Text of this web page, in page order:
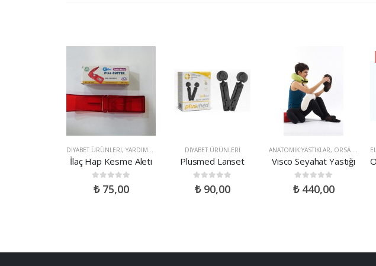
,ORSA ÜRÜNLERI
DIYABET ÜRÜNLERI, YARDIMCI SAĞLIK ÜRÜNLERI
İlaç Hap Kesme Aleti
0out of 5
₺75,00
DIYABET ÜRÜNLERI
Plusmed Lanset
0out of 5
₺90,00
ANATOMIK YASTIKLAR, ORSA ÜRÜNLERI
Visco Seyahat Yastığı
0 out of 5
₺440,00